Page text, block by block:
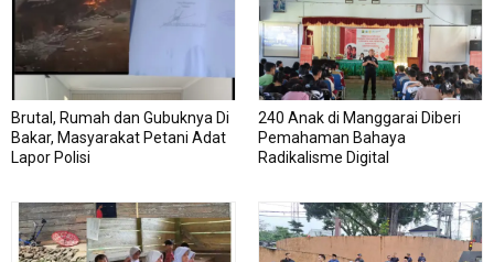
(IRET), Pada 339 siswa kelas XI
dan XII MAN Manggarai Barat
Brutal, Rumah dan Gubuknya Di
Bakar, Masyarakat Petani Adat
Lapor Polisi
240 Anak di Manggarai Diberi
Pemahaman Bahaya
Radikalisme Digital